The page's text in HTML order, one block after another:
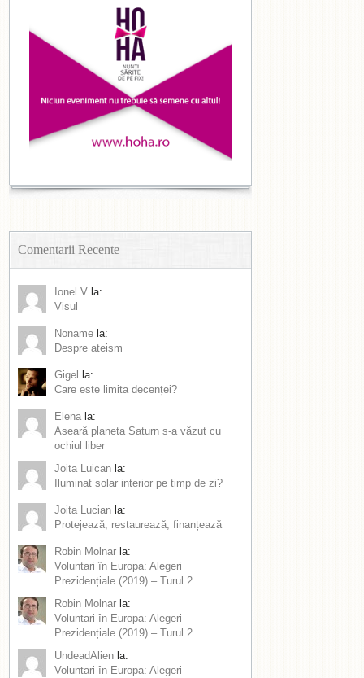
Comentarii Recente
Ionel V la:
Visul
Noname la:
Despre ateism
Gigel
la:
Care este limita decenței?
Elena la:
Aseară planeta Saturn s-a văzut cu
ochiul liber
Joita Luican la:
Iluminat solar interior pe timp de zi?
Joita Lucian la:
Protejează, restaurează, finanțează
Robin Molnar la:
Voluntari în Europa: Alegeri
Prezidențiale (2019) – Turul 2
Robin Molnar la:
Voluntari în Europa: Alegeri
Prezidențiale (2019) – Turul 2
UndeadAlien la:
Voluntari în Europa: Alegeri